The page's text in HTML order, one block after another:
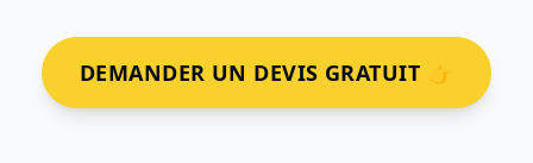
DEMANDER UN DEVIS GRATUIT 👉